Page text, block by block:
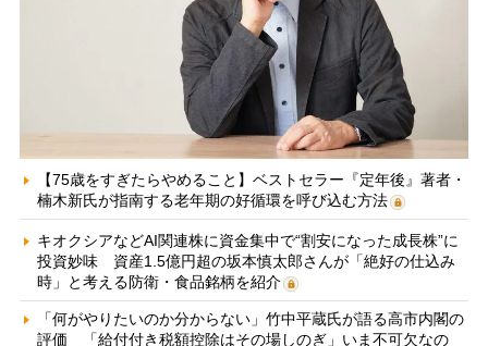
【75歳をすぎたらやめること】ベストセラー『定年後』著者・
楠木新氏が指南する老年期の好循環を呼び込む方法
キオクシアなどAI関連株に資金集中で“割安になった成長株”に
投資妙味 資産1.5億円超の坂本慎太郎さんが「絶好の仕込み
時」と考える防衛・食品銘柄を紹介
「何がやりたいのか分からない」竹中平蔵氏が語る高市内閣の
評価 「給付付き税額控除はその場しのぎ」いま不可欠なの